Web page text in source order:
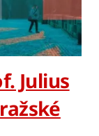
Julius